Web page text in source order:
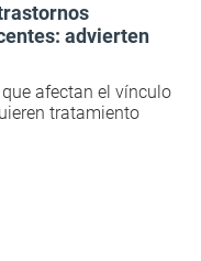
advierten
afectan el vínculo
tratamiento